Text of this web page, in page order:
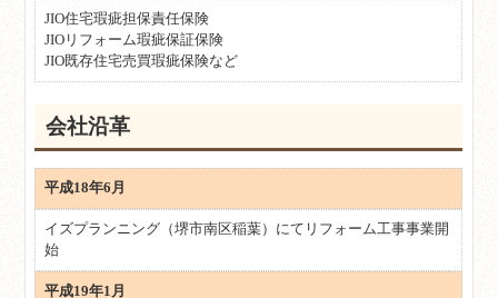
JIO住宅瑕疵担保責任保険
JIOリフォーム瑕疵保証保険
JIO既存住宅売買瑕疵保険など
会社沿革
平成18年6月
イズプランニング（堺市南区稲葉）にてリフォーム工事事業開
始
平成19年1月